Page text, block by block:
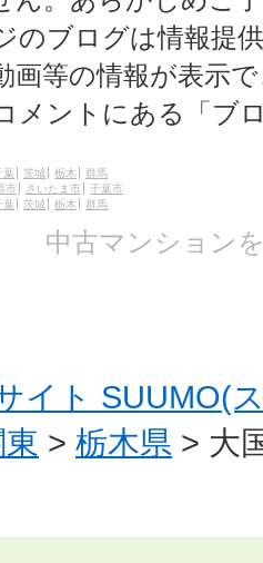
のブログは情報提
画等の情報が表示
メントにある「ブ
葉 茨城 栃木
群馬
市 さいたま市
千葉市
葉 茨城 栃木 群馬
中古マンション
イト SUUMO(
> 栃木県 > 大